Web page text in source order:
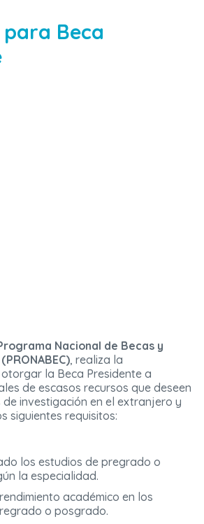
para Beca
Nacional de Becas y
, realiza la
la Beca Presidente a
de escasos recursos que deseen
investigación en el extranjero y
siguientes requisitos:
los estudios de pregrado o
la especialidad.
académico en los
o posgrado.